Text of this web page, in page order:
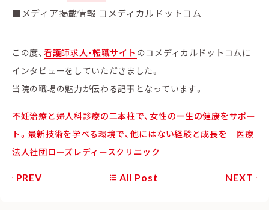
■メディア掲載情報 コメディカルドットコム
この度、 看護師求人・転職サイト のコメディカルドットコムに
インタビューをしていただきました。
当院の職場の魅力が伝わる記事となっています。
不妊治療と婦人科診療の二本柱で、女性の一生の健康をサポー
ト。最新技術を学べる環境で、他にはない経験と成長を｜医療
法人社団ローズレディースクリニック
PREV NEXT
All Post